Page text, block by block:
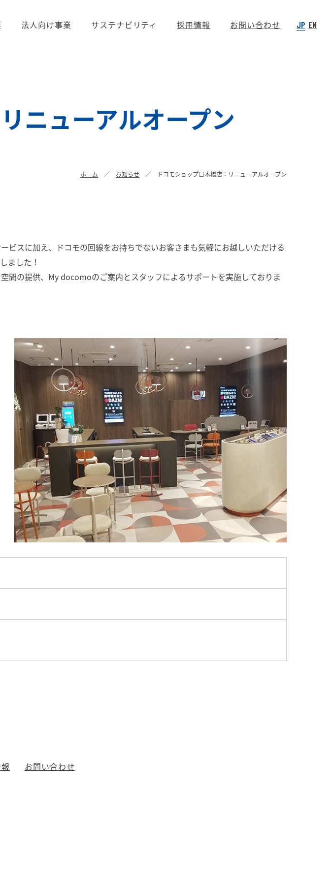
法人向け事業 サステナビリティ 採用情報 お問い合わせ JP EN
ニューアルオープン
ホーム お知らせ ドコモショップ日本橋店：リニューアルオープン
スに加え、ドコモの回線をお持ちでないお客さまも気軽にお越しいただける
ました！
間の提供、My docomoのご案内とスタッフによるサポートを実施しておりま
お問い合わせ